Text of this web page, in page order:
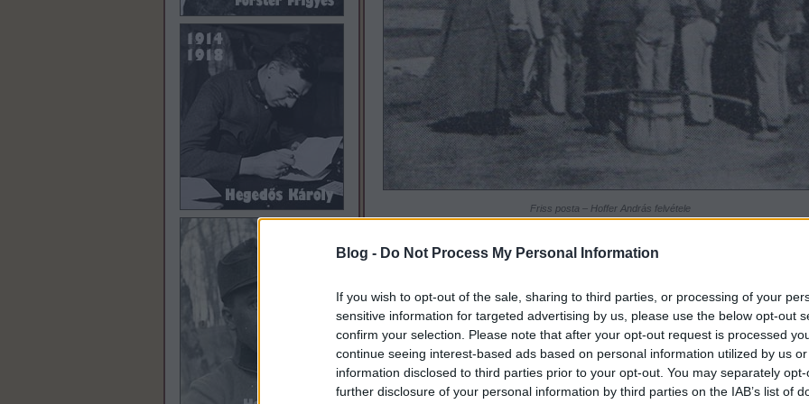
Blog - Do Not Process My Personal Information
If you wish to opt-out of the sale, sharing to third parties, or processing of your
sensitive information for targeted advertising by us, please use the below opt-out
confirm your selection. Please note that after your opt-out request is processed
continue seeing interest-based ads based on personal information utilized by us
information disclosed to third parties prior to your opt-out. You may separately
further disclosure of your personal information by third parties on the IAB’s list of
Friss posta – Hoffer András felvétele
(Forrás: Hadifogoly magyarok története II.)
Hasonlóképpen a várakozásnak tövisekkel vegyített virágos mezején táboroznak társaim is, kik
szintén üstökön ragadták a levélírásnak és sürgönyzésnek minden alkalmát, kipróbálták
délelőtt megérkezik az első sürgöny a lazarettbe. Micsoda szenzáció!? Micsoda öröm és
drága kincsnek, a kincsnél értékesebb papírlapnak boldog tulajdonosa egy tartalékos hadnagy,
biztosító társasági könyvelő,
; vele együtt örül mindenki, mert most már biztosan
hogy papírra vetett gondolataink és érzelmeink liferánsa, a posta megtalálta a szuronyokat és
kikerülő, hazánkba vezető utat. Akkora az érdeklődés Fischkus sürgönyének látása és
ismerése iránt, hogy bajtársunk, elejét veendő a szűnni nem akaró csoportos invázióknak,
a ritka papírszeletet közszemlére a folyosóra. A foglyok csapatosan zarándokolnak el a szent
megbámulják az elektromos áram továbbította sorokat, s egy hasonló papírka érkezéséért